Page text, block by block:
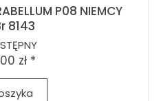
P08 NIEMCY
8143
zł *